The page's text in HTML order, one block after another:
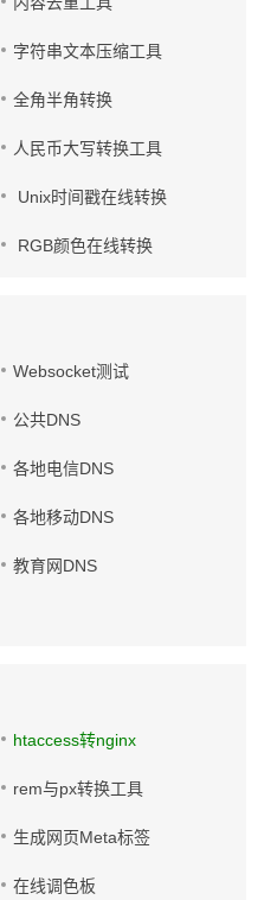
字符串文本压缩工具
全角半角转换
人民币大写转换工具
Unix时间戳在线转换
RGB颜色在线转换
Websocket测试
公共DNS
各地电信DNS
各地移动DNS
教育网DNS
htaccess转nginx
rem与px转换工具
生成网页Meta标签
在线调色板